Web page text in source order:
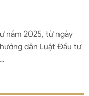
năm 2025, từ ngày
dẫn Luật Đầu tư